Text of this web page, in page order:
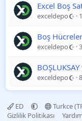
Excel Boş
exceldepo
Boş
exceldepo
exceldepo
ED Turkce
Gizlilik Politikası
Yardım